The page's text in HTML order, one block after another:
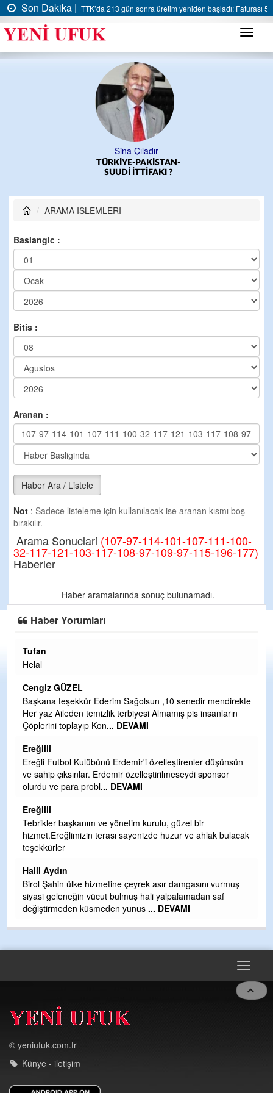
Son Dakika | TTK’da 213 gün sonra üretim yeniden başladı: Faturası 5
Menü
Sina Çıladır
TÜRKİYE-PAKİSTAN-
SUUDİ İTTİFAKI ?
ARAMA ISLEMLERI
Baslangic :
Bitis :
Aranan :
Haber Ara / Listele
Not : Sadece listeleme için kullanılacak ise aranan kısmı boş
bırakılır.
Arama Sonuclari (107-97-114-101-107-111-100-
32-117-121-103-117-108-97-109-97-115-196-177)
Haberler
Haber aramalarında sonuç bulunamadı.
Haber Yorumları
Tufan
Helal
Cengiz GÜZEL
Başkana teşekkür Ederim Sağolsun ,10 senedir mendirekte
Her yaz Aileden temizlik terbiyesi Almamış pis insanların
Çöplerini toplayıp Kon... DEVAMI
Ereğlili
Ereğli Futbol Kulübünü Erdemir'i özelleştirenler düşünsün
ve sahip çıksınlar. Erdemir özelleştirilmeseydi sponsor
olurdu ve para probl... DEVAMI
Ereğlili
Tebrikler başkanım ve yönetim kurulu, güzel bir
hizmet.Ereğlimizin terası sayenizde huzur ve ahlak bulacak
teşekkürler
Halil Aydın
Birol Şahin ülke hizmetine çeyrek asır damgasını vurmuş
siyasi geleneğin vücut bulmuş hali yalpalamadan saf
değiştirmeden küsmeden yunus ... DEVAMI
Toggle
© yeniufuk.com.tr
Künye - iletişim